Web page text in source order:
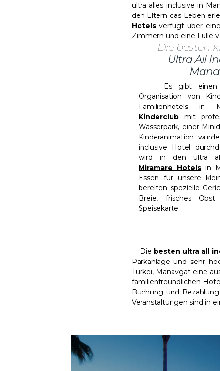
ultra alles inclusive in
den Eltern das Leben
Hotelsverfügt über
Zimmern und eine Fülle
Die besten
Ultra All
Es gibt einen
Organisation von
Familienhotels in
Kinderclub mit
Wasserpark, einer
Kinderanimation
inclusive Hotel
wird in den ultra all
Miramare Hotelsin
Essen für unsere
bereiten spezielle
Breie, frisches
Speisekarte.
Die besten ultra all
Parkanlage und sehr
Türkei, Manavgat eine
familienfreundlichen
Buchung und
Veranstaltungen sind in